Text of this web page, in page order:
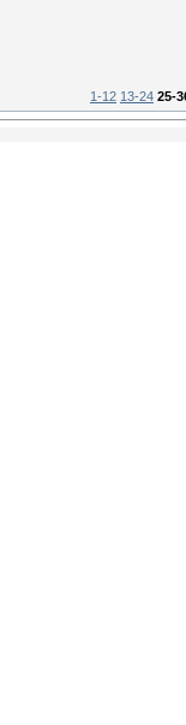
1-12 13-24 25-